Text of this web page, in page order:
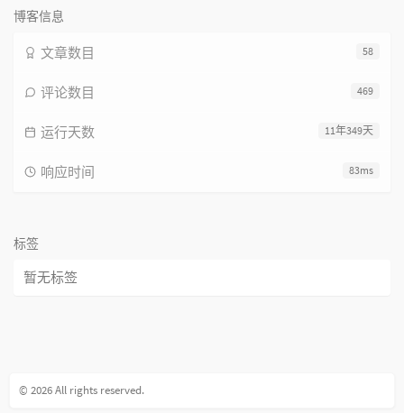
博客信息
58
文章数目
469
评论数目
11年349天
运行天数
83ms
响应时间
标签
暂无标签
© 2026 All rights reserved.